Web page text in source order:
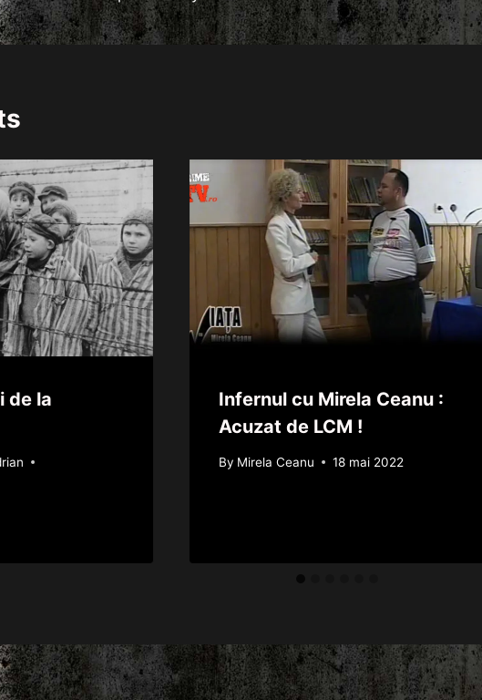
de la
Infernul cu Mirela Ceanu :
Acuzat de LCM !
By Mirela Ceanu 18 mai 2022